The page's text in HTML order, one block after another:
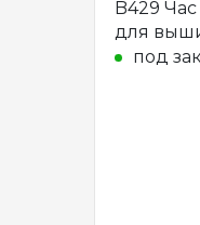
B429 Час воспитания. Набор
для
под